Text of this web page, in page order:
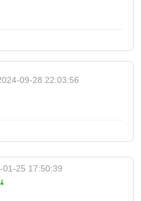
09-28 22:03:56
01-25 17:50:39